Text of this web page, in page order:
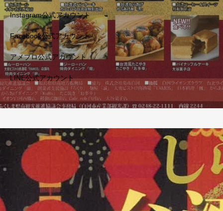
Instagram公式アカウント
Facebook公式アカウント
アメブロ公式アカウント
LINE公式アカウント